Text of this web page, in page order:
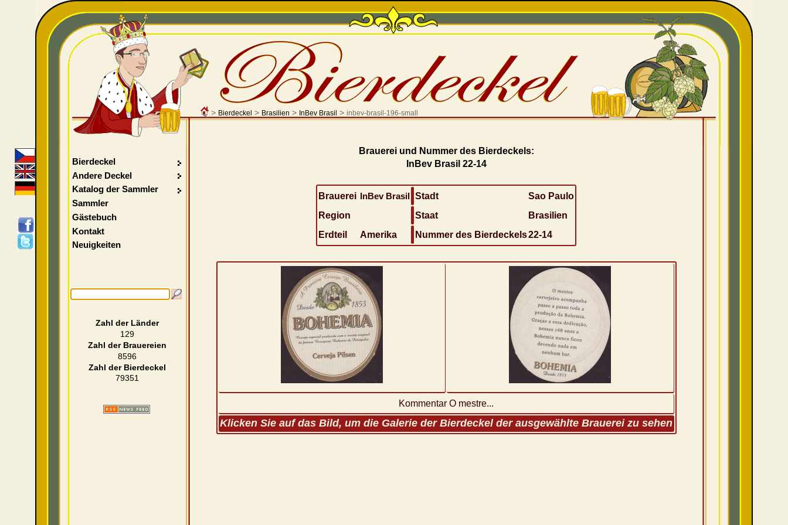
> Bierdeckel > Brasilien > InBev Brasil > inbev-brasil-196-small
Brauerei und Nummer des Bierdeckels:
InBev Brasil 22-14
Brauerei InBev Brasil Stadt
Sao Paulo
Region
Staat
Brasilien
Erdteil
Amerika Nummer des Bierdeckels22-14
Kommentar O mestre...
Klicken Sie auf das Bild, um die Galerie der Bierdeckel der ausgewählte Brauerei zu sehen
Bierdeckel
Andere Deckel
Katalog der Sammler
Sammler
Gästebuch
Kontakt
Neuigkeiten
Zahl der Länder
129
Zahl der Brauereien
8596
Zahl der Bierdeckel
79351